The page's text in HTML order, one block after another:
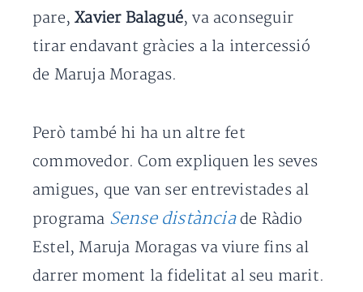
pare,Xavier Balagué, va aconseguir
tirar endavant gràcies a la intercessió
de Maruja Moragas.
Però també hi ha un altre fet
commovedor. Com expliquen les seves
amigues, que van ser entrevistades al
programa Sense distànciade Ràdio
Estel, Maruja Moragas va viure fins al
darrer moment la fidelitat al seu marit.